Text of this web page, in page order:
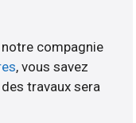
compagnie
, vous savez
travaux sera